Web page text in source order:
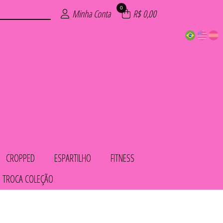
Minha Conta 0 R$ 0,00
CROPPED ESPARTILHO FITNESS
COLEÇÃO